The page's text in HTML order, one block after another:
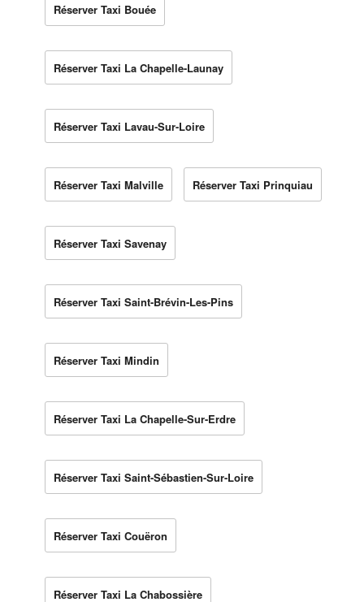
Réserver Taxi Bouée
Réserver Taxi La Chapelle-Launay
Réserver Taxi Lavau-Sur-Loire
Réserver Taxi Malville Réserver Taxi Prinquiau
Réserver Taxi Savenay
Réserver Taxi Saint-Brévin-Les-Pins
Réserver Taxi Mindin
Réserver Taxi La Chapelle-Sur-Erdre
Réserver Taxi Saint-Sébastien-Sur-Loire
Réserver Taxi Couëron
Réserver Taxi La Chabossière